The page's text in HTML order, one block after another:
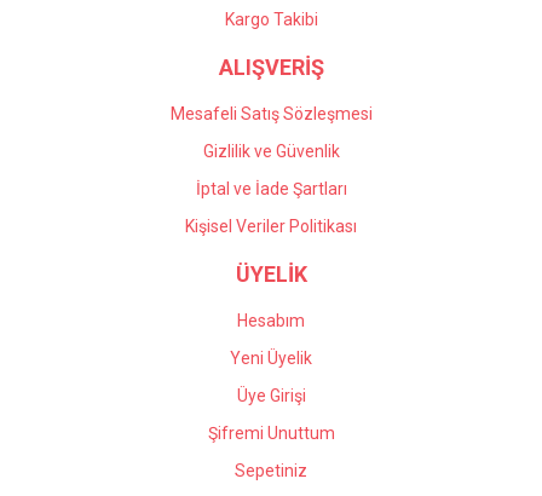
Kargo Takibi
ALIŞVERİŞ
Mesafeli Satış Sözleşmesi
Gizlilik ve Güvenlik
İptal ve İade Şartları
Kişisel Veriler Politikası
ÜYELİK
Hesabım
Yeni Üyelik
Üye Girişi
Şifremi Unuttum
Sepetiniz